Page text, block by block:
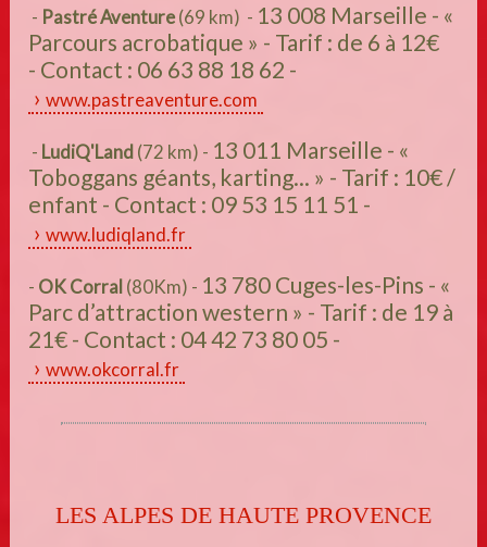
- Pastré Aventure(69 km) - 13 008 Marseille - «
Parcours acrobatique » - Tarif : de 6 à 12€
- Contact : 06 63 88 18 62 -
www.pastreaventure.com
- LudiQ'Land (72 km) - 13 011 Marseille - «
Toboggans géants, karting... » - Tarif : 10€ /
enfant - Contact : 09 53 15 11 51 -
www.ludiqland.fr
- OK Corral (80Km) - 13 780 Cuges-les-Pins - «
Parc d’attraction western » - Tarif : de 19 à
21€ - Contact : 04 42 73 80 05 -
www.okcorral.fr
LES ALPES DE HAUTE PROVENCE